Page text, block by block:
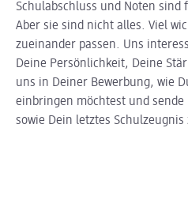
Schulabschluss und Noten
Aber sie sind nicht alles. Viel
zueinander passen. Uns
Deine Persönlichkeit, Deine
uns in Deiner Bewerbung, wie
einbringen möchtest und sende
sowie Dein letztes Schulzeugnis